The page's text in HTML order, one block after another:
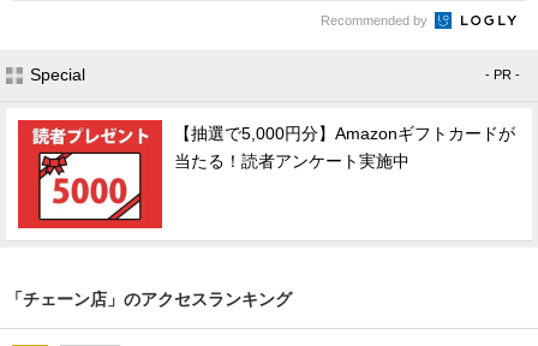
Recommended by
Special - PR -
【抽選で5,000円分】Amazonギフトカードが
当たる！読者アンケート実施中
「チェーン店」のアクセスランキング